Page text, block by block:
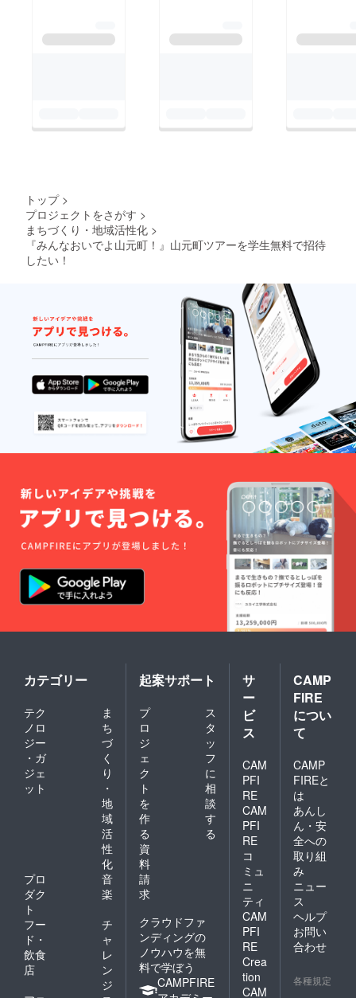
（day2 マッシュアッ
を動かす』この言葉が
新！私達が想定してい
た以上の熱量が溢れて
て、新たな世界を体験
出来ました。参加して
良かったです。」と言
われました。 その言
葉を受け、私達が始め
た学生の参加費を無料
にするというクラウン
めてやってよかったな
と実感しました。微力
ながらも学生がイベン
トに参加する一歩踏み
出す背中を押してあげ
られたのかなと。その
背中を押した手は、私
ツアーに携わった
方々、そして私達の想
いに賛同して頂いた支
援者の皆様、全員の想
いや熱量が学生の背中
をポンっと押したので
はないでしょうか。
これはまさに『熱量は
人を動かす』！ 私達
学生インターンは、今
回のイベントの経験を
糧にし、宮城、そして
地方の為に成長してい
きたいと思います。そ
れが、支援者の皆様へ
の恩返しだと思ってい
ます。 最後になりま
中です。いずれも山元
日、その使い道の報告
す。引き続き宜しくお
願い致します。
トップ >
プロジェクトをさがす >
まちづくり・地域活性化 >
『みんなおいでよ山元町！』山元町ツアーを学生無料で招待
したい！
カテゴリー
テク
ノロ
ジー
・ガ
ジェ
ット
ま
ち
づ
く
り
・
地
域
活
性
化
プロ
ダク
ト
音
楽
フー
ド・
飲食
店
チ
ャ
レ
ン
ジ
起案サポート
プ
ロ
ジ
ェ
ク
ト
を
作
る
ス
タ
ッ
フ
に
相
談
す
る
資
料
請
求
クラウドファ
ンディングの
ノウハウを無
料で学ぼう
CAMPFIRE
サ
ー
ビ
ス
CAM
PFI
RE
CAM
PFI
RE
コ
ミュ
ニ
ティ
CAM
PFI
RE
Crea
tion
CAM
CAMP
FIRE
につい
て
CAMP
FIREと
は
あんし
ん・安
全への
取り組
み
ニュー
ス
ヘルプ
お問い
合わせ
各種規定